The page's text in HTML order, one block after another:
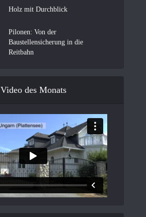
Holz mit Durchblick
Pilonen: Von der
Baustellensicherung in die
Reitbahn
Video des Monats